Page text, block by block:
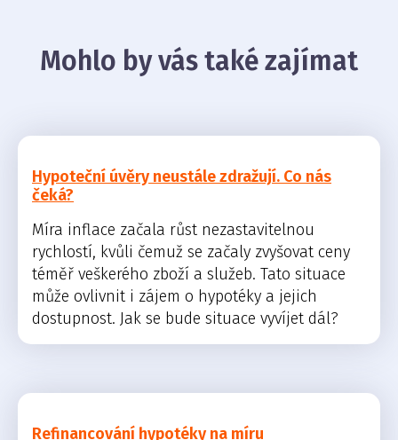
Mohlo by vás také zajímat
Hypoteční úvěry neustále zdražují. Co nás
čeká?
Míra inflace začala růst nezastavitelnou
rychlostí, kvůli čemuž se začaly zvyšovat ceny
téměř veškerého zboží a služeb. Tato situace
může ovlivnit i zájem o hypotéky a jejich
dostupnost. Jak se bude situace vyvíjet dál?
Refinancování hypotéky na míru